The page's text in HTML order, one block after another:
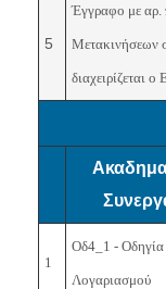
5
Έγγραφο με αρ.
Μετακινήσεων
διαχειρίζεται
1
Οδ4_1 -
Λογαριασμού